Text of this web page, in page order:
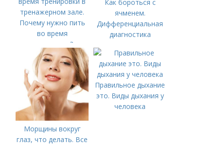
тренажерном зале.
Почему нужно пить
во время
тренировки?
Как бороться с
ячменем.
Дифференциальная
диагностика
Морщины вокруг
глаз, что делать. Все
Правильное дыхание
это. Виды дыхания у
человека